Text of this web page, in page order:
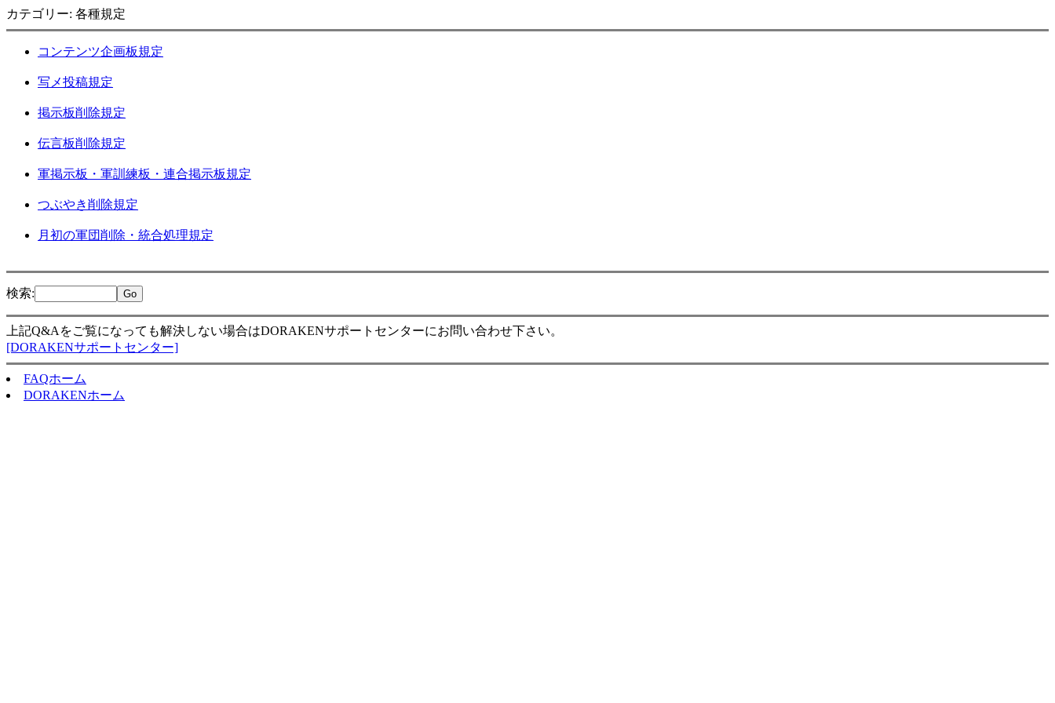
カテゴリー: 各種規定
コンテンツ企画板規定
写メ投稿規定
掲示板削除規定
伝言板削除規定
軍掲示板・軍訓練板・連合掲示板規定
つぶやき削除規定
月初の軍団削除・統合処理規定
検索:
上記Q&Aをご覧になっても解決しない場合はDORAKENサポートセンターにお問い合わせ下さい。
[DORAKENサポートセンター]
FAQホーム
DORAKENホーム